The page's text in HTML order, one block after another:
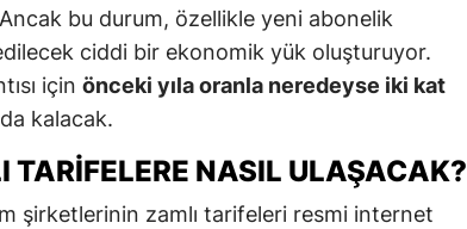
bu durum, özellikle yeni abonelik
ciddi bir ekonomik yük oluşturuyor.
için önceki yıla oranla neredeyse iki kat
kalacak.
TARIFELERE NASIL ULAŞACAK?
şirketlerinin zamlı tarifeleri resmi internet